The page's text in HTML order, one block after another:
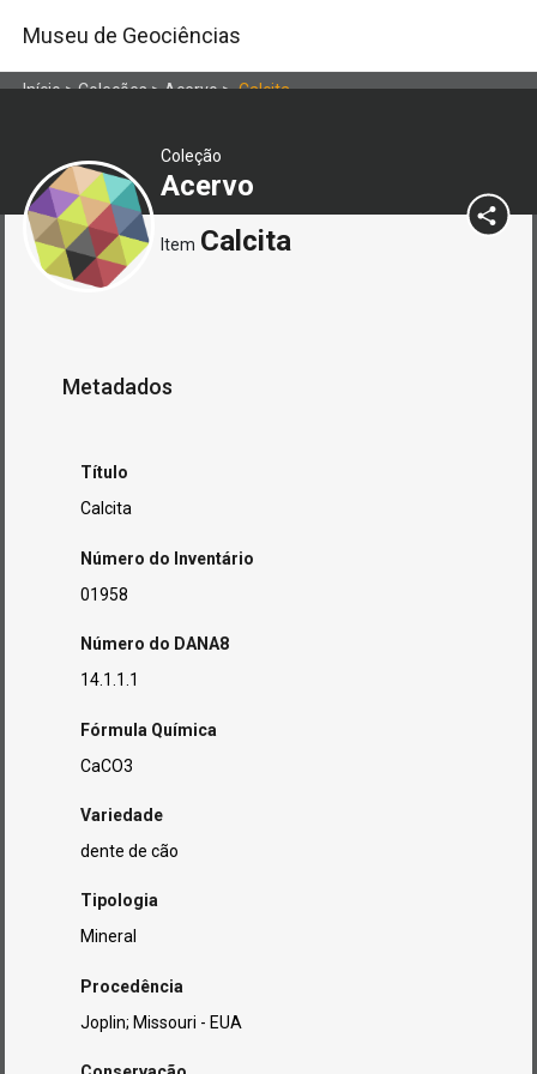
Museu de Geociências
Início>Coleções>Acervo>Calcita
Coleção
Acervo
Item Calcita
Metadados
Título
Calcita
Número do Inventário
01958
Número do DANA8
14.1.1.1
Fórmula Química
CaCO3
Variedade
dente de cão
Tipologia
Mineral
Procedência
Joplin; Missouri - EUA